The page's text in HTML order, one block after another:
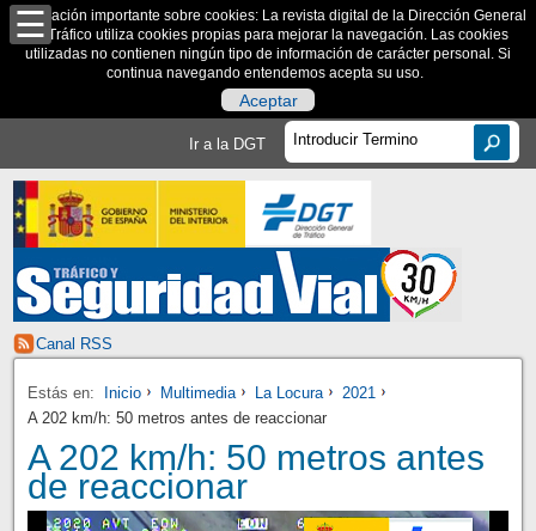
Información importante sobre cookies: La revista digital de la Dirección General
de Tráfico utiliza cookies propias para mejorar la navegación. Las cookies
utilizadas no contienen ningún tipo de información de carácter personal. Si
continua navegando entendemos acepta su uso.
Aceptar
Ir a la DGT
Canal RSS
Estás en: Inicio Multimedia La Locura
2021
A 202 km/h: 50 metros antes de reaccionar
A 202 km/h: 50 metros antes
de reaccionar